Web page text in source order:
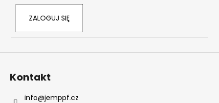
ZALOGUJ SIĘ
Kontakt
info@jemppf.cz